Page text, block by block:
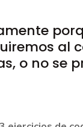
al
o no se